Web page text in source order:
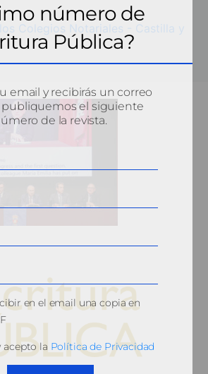
Colegios Notariales - Castilla y
número de
Pública?
email y recibirás un correo
el siguiente
de la revista.
en el email una copia en
acepto la Política de Privacidad